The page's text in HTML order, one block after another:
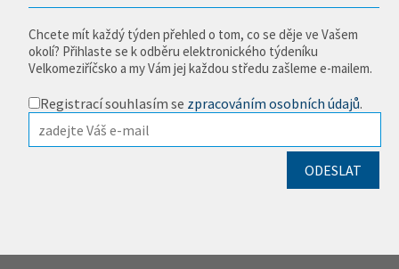
Chcete mít každý týden přehled o tom, co se děje ve Vašem
okolí? Přihlaste se k odběru elektronického týdeníku
Velkomeziříčsko a my Vám jej každou středu zašleme e-mailem.
Registrací souhlasím se zpracováním osobních údajů.